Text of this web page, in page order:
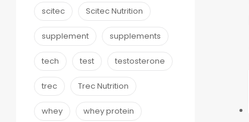
scitec Scitec Nutrition
supplement supplements
tech test testosterone
trec Trec Nutrition
whey whey protein